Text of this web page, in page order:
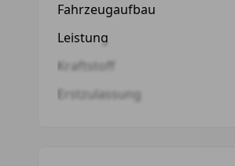
Fahrzeugaufbau
Leistung
Kraftstoff
Erstzulassung